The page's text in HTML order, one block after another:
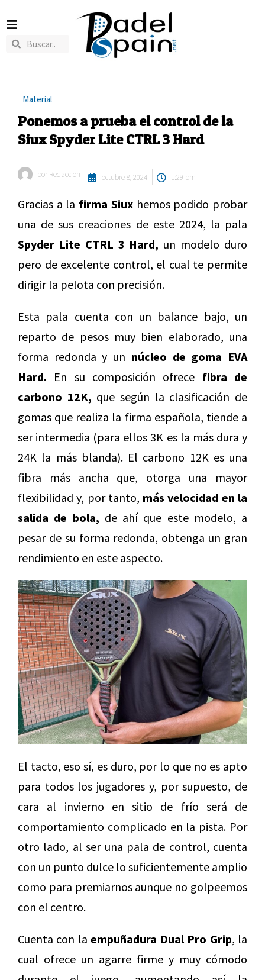
Material
Ponemos a prueba el control de la
Siux Spyder Lite CTRL 3 Hard
por Redaccion octubre 8, 2024 1:29 pm
Gracias a la firma Siuxhemos podido probar
una de sus creaciones de este 2024, la pala
Spyder Lite CTRL 3 Hard, un modelo duro
pero de excelente control, el cual te permite
dirigir la pelota con precisión.
Esta pala cuenta con un balance bajo, un
reparto de pesos muy bien elaborado, una
forma redonda y un núcleo de goma EVA
Hard. En su composición ofrece fibra de
carbono 12K, que según la clasificación de
gomas que realiza la firma española, tiende a
ser intermedia (para ellos 3K es la más dura y
24K la más blanda). El carbono 12K es una
fibra más ancha que, otorga una mayor
flexibilidad y, por tanto, más velocidad en la
salida de bola, de ahí que este modelo, a
pesar de su forma redonda, obtenga un gran
rendimiento en este aspecto.
El tacto, eso sí, es duro, por lo que no es apto
para todos los jugadores y, por supuesto, de
cara al invierno en sitio de frío será de
comportamiento complicado en la pista. Por
otro lado, al ser una pala de control, cuenta
con un punto dulce lo suficientemente amplio
como para premiarnos aunque no golpeemos
con el centro.
Cuenta con laempuñadura Dual Pro Grip, la
cual ofrece un agarre firme y muy cómodo